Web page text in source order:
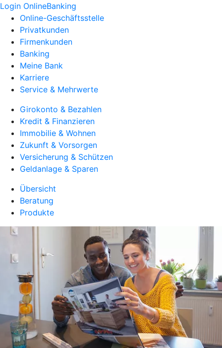
Login OnlineBanking
Online-Geschäftsstelle
Privatkunden
Firmenkunden
Banking
Meine Bank
Karriere
Service & Mehrwerte
Girokonto & Bezahlen
Kredit & Finanzieren
Immobilie & Wohnen
Zukunft & Vorsorgen
Versicherung & Schützen
Geldanlage & Sparen
Übersicht
Beratung
Produkte